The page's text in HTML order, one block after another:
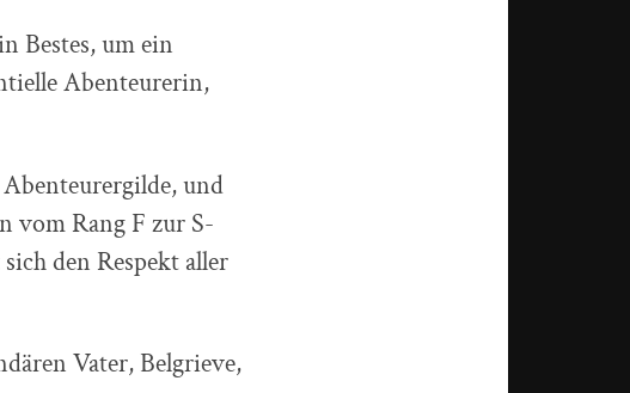
Bestes, um ein
Abenteurerin,
und
vom Rang F zur S-
den Respekt aller
Vater, Belgrieve,